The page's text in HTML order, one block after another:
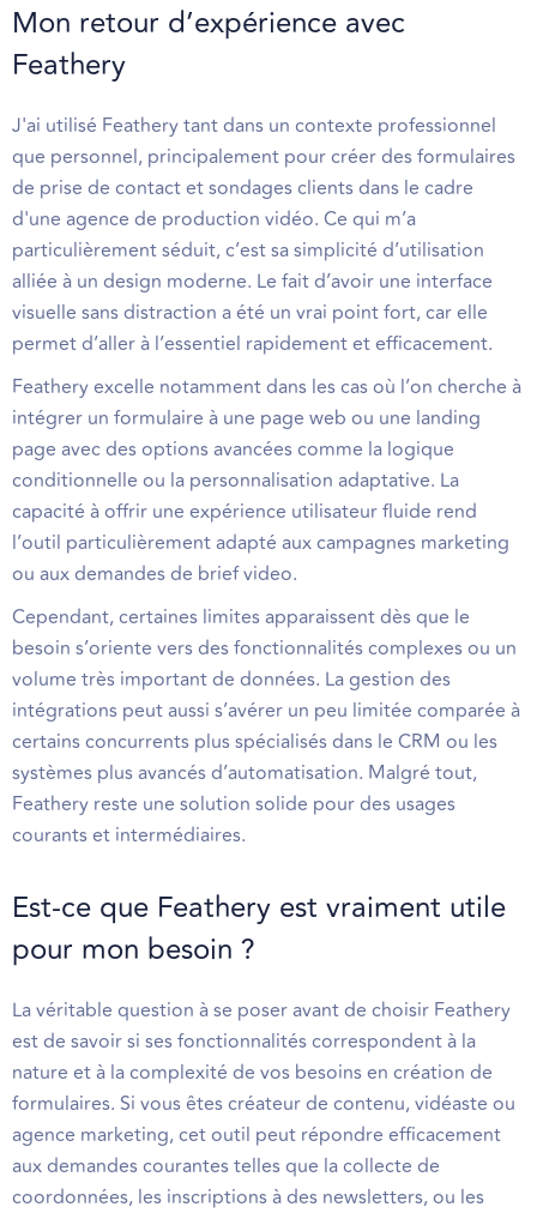
Mon retour d’expérience avec
Feathery
J'ai utilisé Feathery tant dans un contexte professionnel
que personnel, principalement pour créer des formulaires
de prise de contact et sondages clients dans le cadre
d'une agence de production vidéo. Ce qui m’a
particulièrement séduit, c’est sa simplicité d’utilisation
alliée à un design moderne. Le fait d’avoir une interface
visuelle sans distraction a été un vrai point fort, car elle
permet d’aller à l’essentiel rapidement et efficacement.
Feathery excelle notamment dans les cas où l’on cherche à
intégrer un formulaire à une page web ou une landing
page avec des options avancées comme la logique
conditionnelle ou la personnalisation adaptative. La
capacité à offrir une expérience utilisateur fluide rend
l’outil particulièrement adapté aux campagnes marketing
ou aux demandes de brief video.
Cependant, certaines limites apparaissent dès que le
besoin s’oriente vers des fonctionnalités complexes ou un
volume très important de données. La gestion des
intégrations peut aussi s’avérer un peu limitée comparée à
certains concurrents plus spécialisés dans le CRM ou les
systèmes plus avancés d’automatisation. Malgré tout,
Feathery reste une solution solide pour des usages
courants et intermédiaires.
Est-ce que Feathery est vraiment utile
pour mon besoin ?
La véritable question à se poser avant de choisir Feathery
est de savoir si ses fonctionnalités correspondent à la
nature et à la complexité de vos besoins en création de
formulaires. Si vous êtes créateur de contenu, vidéaste ou
agence marketing, cet outil peut répondre efficacement
aux demandes courantes telles que la collecte de
coordonnées, les inscriptions à des newsletters, ou les